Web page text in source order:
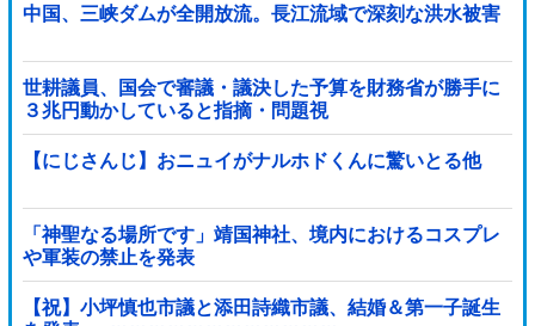
中国、三峡ダムが全開放流。長江流域で深刻な洪水被害
世耕議員、国会で審議・議決した予算を財務省が勝手に
３兆円動かしていると指摘・問題視
【にじさんじ】おニュイがナルホドくんに驚いとる他
「神聖なる場所です」靖国神社、境内におけるコスプレ
や軍装の禁止を発表
【祝】小坪慎也市議と添田詩織市議、結婚＆第一子誕生